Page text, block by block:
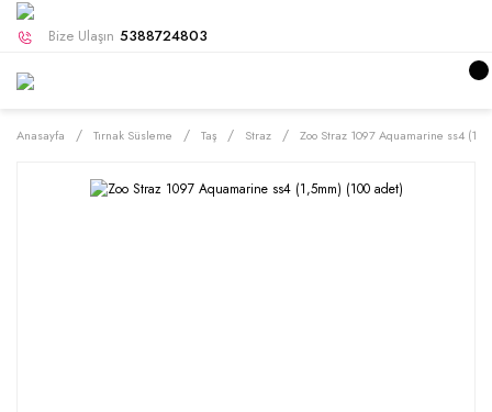
Bize Ulaşın 5388724803
Anasayfa Tırnak Süsleme Taş Straz Zoo Straz 1097 Aquamarine ss4